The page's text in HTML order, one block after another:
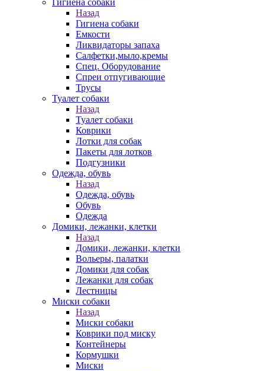
Гигиена собаки
Назад
Гигиена собаки
Емкости
Ликвидаторы запаха
Салфетки,мыло,кремы
Спец. Оборудование
Спреи отпугивающие
Трусы
Туалет собаки
Назад
Туалет собаки
Коврики
Лотки для собак
Пакеты для лотков
Подгузники
Одежда, обувь
Назад
Одежда, обувь
Обувь
Одежда
Домики, лежанки, клетки
Назад
Домики, лежанки, клетки
Вольеры, палатки
Домики для собак
Лежанки для собак
Лестницы
Миски собаки
Назад
Миски собаки
Коврики под миску
Контейнеры
Кормушки
Миски